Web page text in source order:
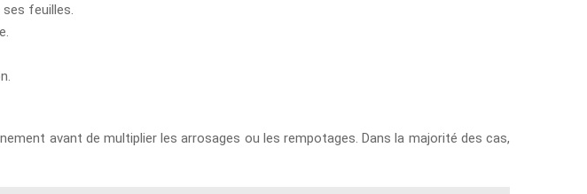
feuilles.
avant de multiplier les arrosages ou les rempotages. Dans la majorité des cas,